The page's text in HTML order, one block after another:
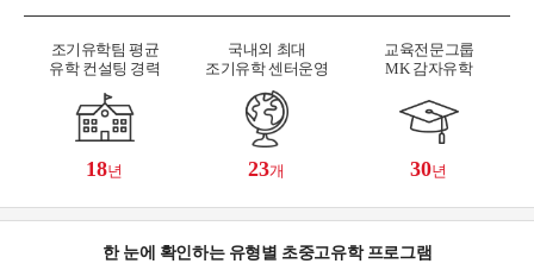
조기유학팀 평균
유학 컨설팅 경력
18년
국내외 최대
조기유학 센터운영
23개
교육전문그룹
MK 감자유학
30년
한 눈에 확인하는 유형별 초중고유학 프로그램